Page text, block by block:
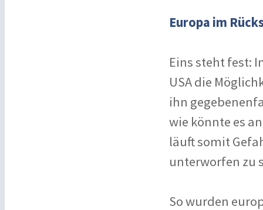
Europa im
Eins steht fest:
USA die
ihn
wie könnte es
läuft somit
unterworfen zu
So wurden